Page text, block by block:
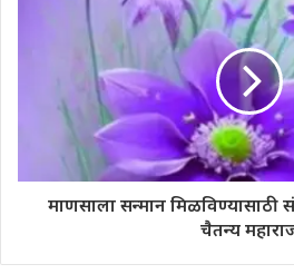
माणसाला सन्मान मिळविण्यासाठी
चैतन्य